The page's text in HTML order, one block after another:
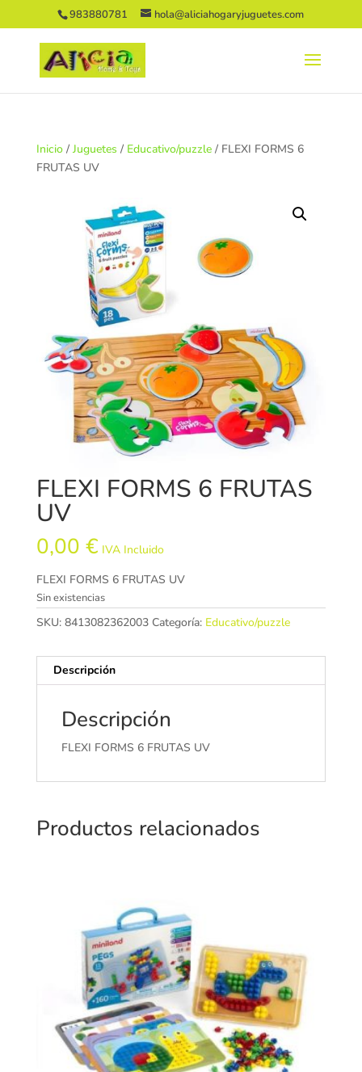
983880781 hola@aliciahogaryjuguetes.com
Inicio/ Juguetes / Educativo/puzzle/ FLEXI FORMS 6
FRUTAS UV
FLEXI FORMS 6 FRUTAS
UV
0,00 € IVA Incluido
FLEXI FORMS 6 FRUTAS UV
Sin existencias
SKU: 8413082362003 Categoría: Educativo/puzzle
Descripción
Descripción
FLEXI FORMS 6 FRUTAS UV
Productos relacionados